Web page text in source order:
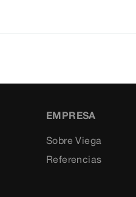
EMPRESA
Sobre Viega
Referencias